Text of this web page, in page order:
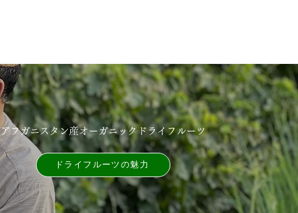
アフガニスタン産オーガニックドライフルーツ
ドライフルーツの魅⼒